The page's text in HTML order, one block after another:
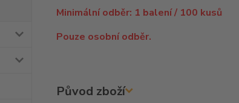
Minimální odběr: 1 balení / 100 kusů
Pouze osobní odběr.
Původ zboží